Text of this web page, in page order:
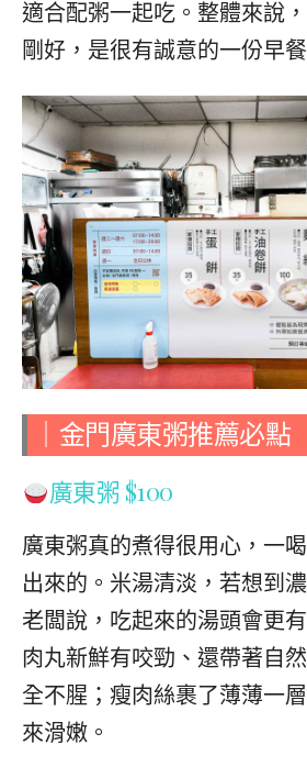
適合配粥一起吃。整體來說
剛好，是很有誠意的一份早餐
｜金門廣東粥推薦必點
廣東粥 $100
廣東粥真的煮得很用心，一
出來的。米湯清淡，若想到
老闆說，吃起來的湯頭會更有
肉丸新鮮有咬勁、還帶著自
全不腥；瘦肉絲裹了薄薄一
來滑嫩。